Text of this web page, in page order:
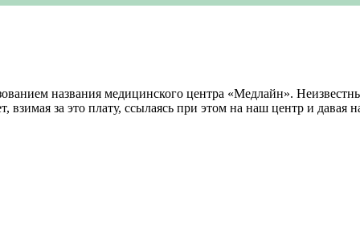
названия медицинского центра «Медлайн».
взимая за это плату, ссылаясь при этом на наш центр и